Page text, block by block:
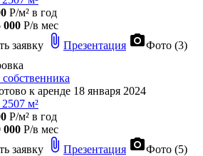
Р/м² в год
000 Р/в мес
заявку attach_file Презентация photo_cameraФото (3)
к аренде 18 января 2024
м²
Р/м² в год
000 Р/в мес
заявку attach_file Презентация photo_cameraФото (5)